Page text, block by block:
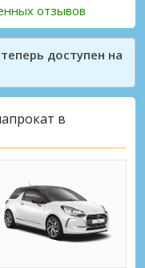
отзывов
доступен на
в